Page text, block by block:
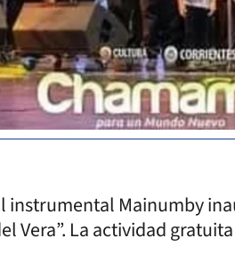
instrumental Mainumby
Vera”. La actividad